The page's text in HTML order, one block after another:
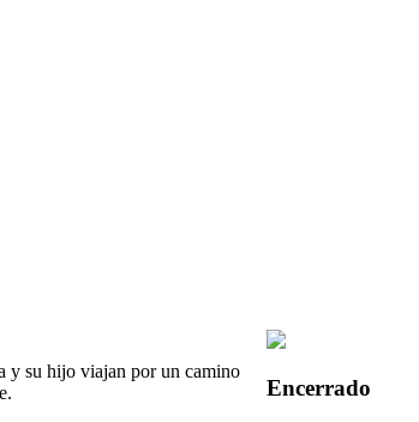
y su hijo viajan por un camino
Encerrado